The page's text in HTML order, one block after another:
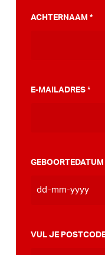
ACHTERNAAM *
E-MAILADRES *
GEBOORTEDATUM
MM
VUL JE